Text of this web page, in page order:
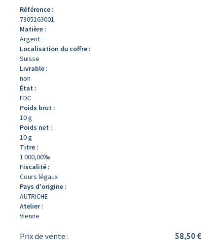
Référence :
7305163001
Matière :
Argent
Localisation du coffre :
Suisse
Livrable :
non
État :
FDC
Poids brut :
10 g
Poids net :
10 g
Titre :
1 000,00‰
Fiscalité :
Cours légaux
Pays d'origine :
AUTRICHE
Atelier :
Vienne
Prix de vente :
58,50 €